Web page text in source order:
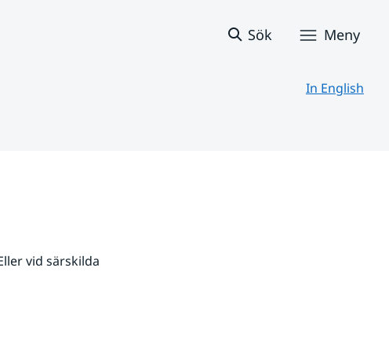
Sök Meny
In English
vid särskilda